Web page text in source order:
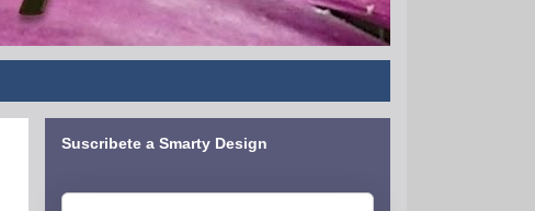
Suscribete a Smarty Design